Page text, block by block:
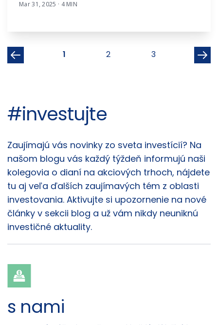
Mar 31, 2025 · 4 MIN
1 2 3
#investujte
Články
Zaujímajú vás novinky zo sveta investícií? Na
našom blogu vás každý týždeň informujú naši
kolegovia o dianí na akciových trhoch, nájdete
tu aj veľa ďalších zaujímavých tém z oblasti
investovania. Aktivujte si upozornenie na nové
články v sekcii blog a už vám nikdy neuniknú
investičné aktuality.
s nami